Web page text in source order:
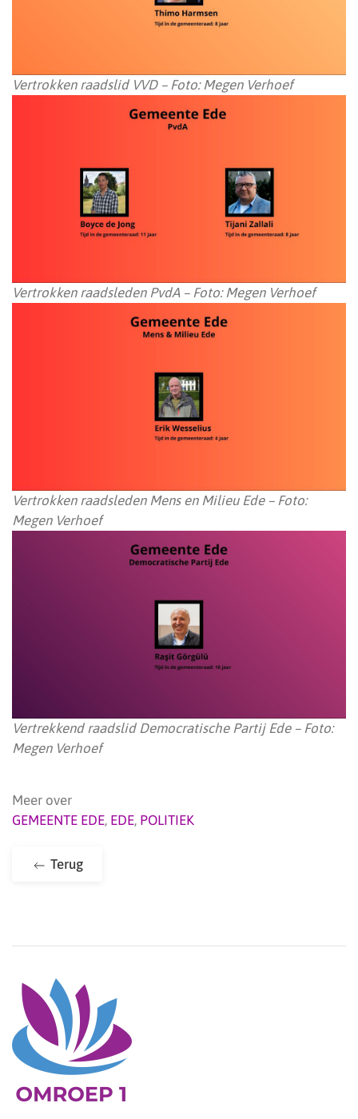
Vertrokken raadslid VVD – Foto: Megen Verhoef
Vertrokken raadsleden PvdA – Foto: Megen Verhoef
Vertrokken raadsleden Mens en Milieu Ede – Foto:
Megen Verhoef
Vertrekkend raadslid Democratische Partij Ede – Foto:
Megen Verhoef
Meer over
GEMEENTE EDE, EDE, POLITIEK
Terug